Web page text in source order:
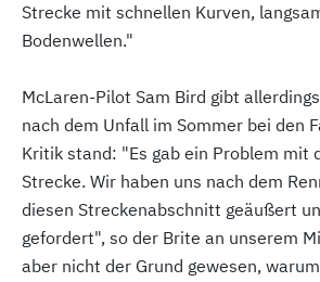
Strecke mit schnellen Kurven,
Bodenwellen."
McLaren-Pilot Sam Bird gibt
nach dem Unfall im Sommer bei den
Kritik stand: "Es gab ein Problem mit
Strecke. Wir haben uns nach dem
diesen Streckenabschnitt geäußert
gefordert", so der Brite an unserem
aber nicht der Grund gewesen,